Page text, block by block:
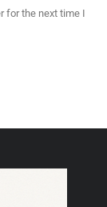
for the next time I